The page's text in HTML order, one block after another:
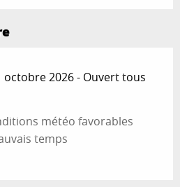
octobre 2026 - Ouvert tous
météo favorables
temps